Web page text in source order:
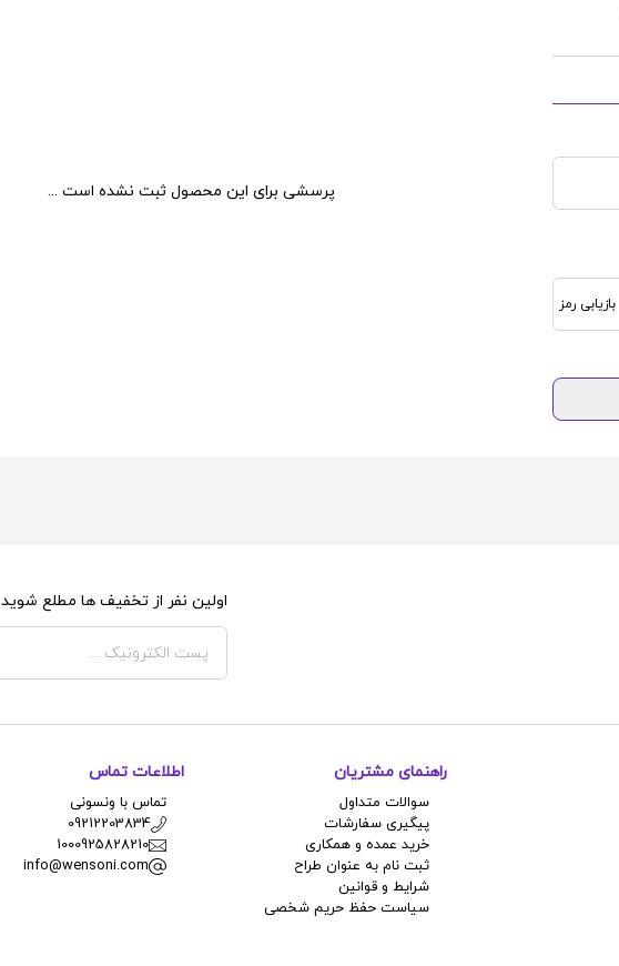
بازیابی رمز
پرسشی برای این محصول ثبت نشده است ...
اولین نفر از تخفیف ها مطلع شوید
راهنمای مشتریان
سوالات متداول
پیگیری سفارشات
خرید عمده و همکاری
ثبت نام به عنوان طراح
شرایط و قوانین
سیاست حفظ حریم شخصی
اطلاعات تماس
تماس با ونسونی
09212203834
1000925828210
info@wensoni.com